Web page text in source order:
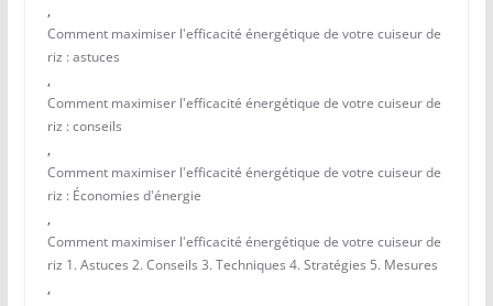
,
Comment maximiser l'efficacité énergétique de votre cuiseur de
riz : astuces
,
Comment maximiser l'efficacité énergétique de votre cuiseur de
riz : conseils
,
Comment maximiser l'efficacité énergétique de votre cuiseur de
riz : Économies d'énergie
,
Comment maximiser l'efficacité énergétique de votre cuiseur de
riz 1. Astuces 2. Conseils 3. Techniques 4. Stratégies 5. Mesures
,